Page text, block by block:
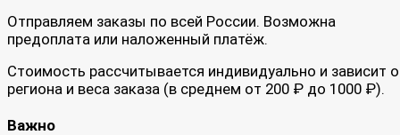
Отправляем заказы по всей России. Возможна
предоплата или наложенный платёж.
Стоимость рассчитывается индивидуально и зависит
региона и веса заказа (в среднем от 200 ₽ до 1000 ₽).
Важно